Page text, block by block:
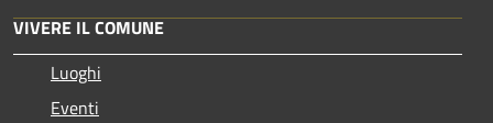
VIVERE IL COMUNE
Luoghi
Eventi